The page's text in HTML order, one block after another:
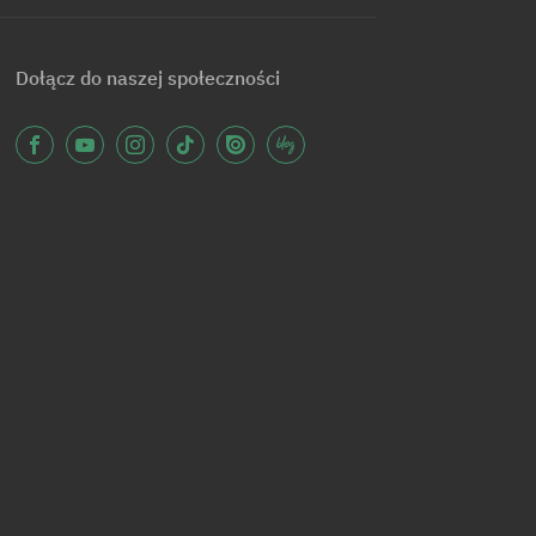
Dołącz do naszej społeczności